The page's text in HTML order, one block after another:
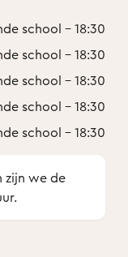
school - 18:30
school - 18:30
school - 18:30
school - 18:30
school - 18:30
zijn we de